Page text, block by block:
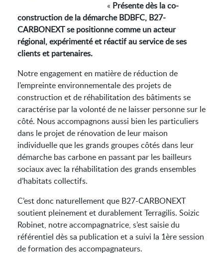
« Présente dès la co-
construction de la démarche BDBFC, B27-
CARBONEXT se positionne comme un acteur
régional, expérimenté et réactif au service de ses
clients et partenaires.
Notre engagement en matière de réduction de
l’empreinte environnementale des projets de
construction et de réhabilitation des bâtiments se
caractérise par la volonté de ne laisser personne sur le
côté. Nous accompagnons aussi bien les particuliers
dans le projet de rénovation de leur maison
individuelle que les grands groupes côtés dans leur
démarche bas carbone en passant par les bailleurs
sociaux avec la réhabilitation des grands ensembles
d’habitats collectifs.
C’est donc naturellement que B27-CARBONEXT
soutient pleinement et durablement Terragilis. Soizic
Robinet, notre accompagnatrice, s’est saisie du
référentiel dès sa publication et a suivi la 1ère session
de formation des accompagnateurs.